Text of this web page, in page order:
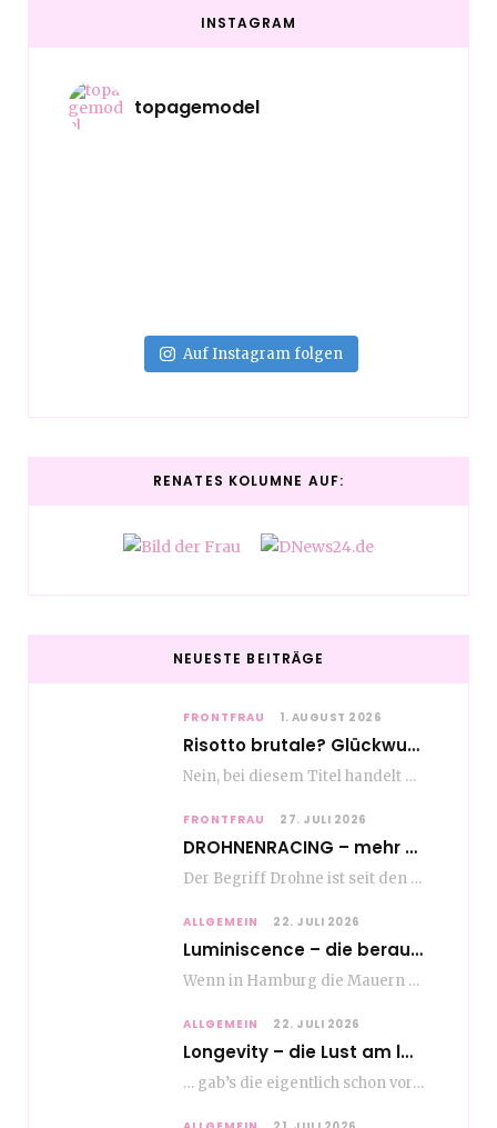
INSTAGRAM
topagemodel
Auf Instagram folgen
RENATES KOLUMNE AUF:
NEUESTE BEITRÄGE
FRONTFRAU 1. AUGUST 2026
Risotto brutale? Glückwunsch Axel Milberg zum 70. Geburtstag
Nein, bei diesem Titel handelt es sich nicht um eine Kochshow, oder vielleicht doch etwas.…
FRONTFRAU 27. JULI 2026
DROHNENRACING – mehr als ein hipper Nischensport
Der Begriff Drohne ist seit den andauernden weltweiten Kriegshandlungen seit Jahren in aller Munde. Und…
ALLGEMEIN 22. JULI 2026
Luminiscence – die berauschende Macht von klingenden Bildern
Wenn in Hamburg die Mauern zu sprechen beginnen, dann ist es die unverwechselbare, tiefsonore Stimme…
ALLGEMEIN 22. JULI 2026
Longevity – die Lust am langen Leben
… gab’s die eigentlich schon vor Erfindung des ultimativen Trends? Keine Ahnung – ich glaube,…